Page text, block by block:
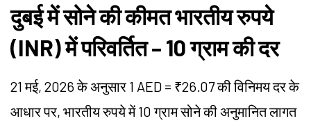
दुबई में सोने की कीमत भारतीय रुपये
(INR) में परिवर्तित – 10 ग्राम की दर
21 मई, 2026 के अनुसार 1 AED = ₹26.07 की विनिमय दर के
आधार पर, भारतीय रुपये में 10 ग्राम सोने की अनुमानित लागत